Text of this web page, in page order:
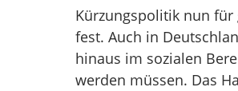
Kürzungspolitik nun für
fest. Auch in
hinaus im sozialen
werden müssen. Das